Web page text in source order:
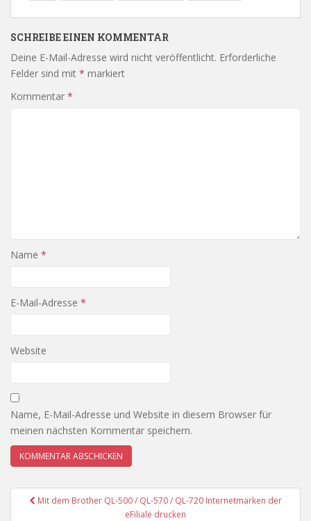
SCHREIBE EINEN KOMMENTAR
Deine E-Mail-Adresse wird nicht veröffentlicht. Erforderliche
Felder sind mit * markiert
Kommentar *
Name *
E-Mail-Adresse *
Website
Name, E-Mail-Adresse und Website in diesem Browser für
meinen nächsten Kommentar speichern.
Beitragsnavigation
Mit dem Brother QL-500 / QL-570 / QL-720 Internetmarken der
eFiliale drucken